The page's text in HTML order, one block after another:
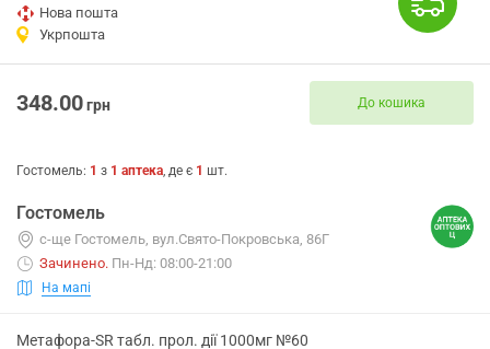
Нова пошта
Укрпошта
348.00грн До кошика
Гостомель: 1 з 1 аптека, де є 1 шт.
Гостомель
с-ще Гостомель, вул.Свято-Покровська, 86Г
Зачинено. Пн-Нд: 08:00-21:00
На мапі
Метафора-SR табл. прол. дії 1000мг №60